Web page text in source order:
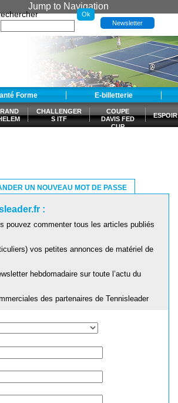
Jump to Navigation
Newsletter
Forme E-billetterie
CHALLENGER
S ITF
COUPE
DAVIS FED
CUP
ESPOIR
UN NOUVEAU MOT DE PASSE
:
pouvez commenter tous les articles publiés
vos petites annonces de matériel de
hebdomadaire sur toute l’actu du
des partenaires de Tennisleader